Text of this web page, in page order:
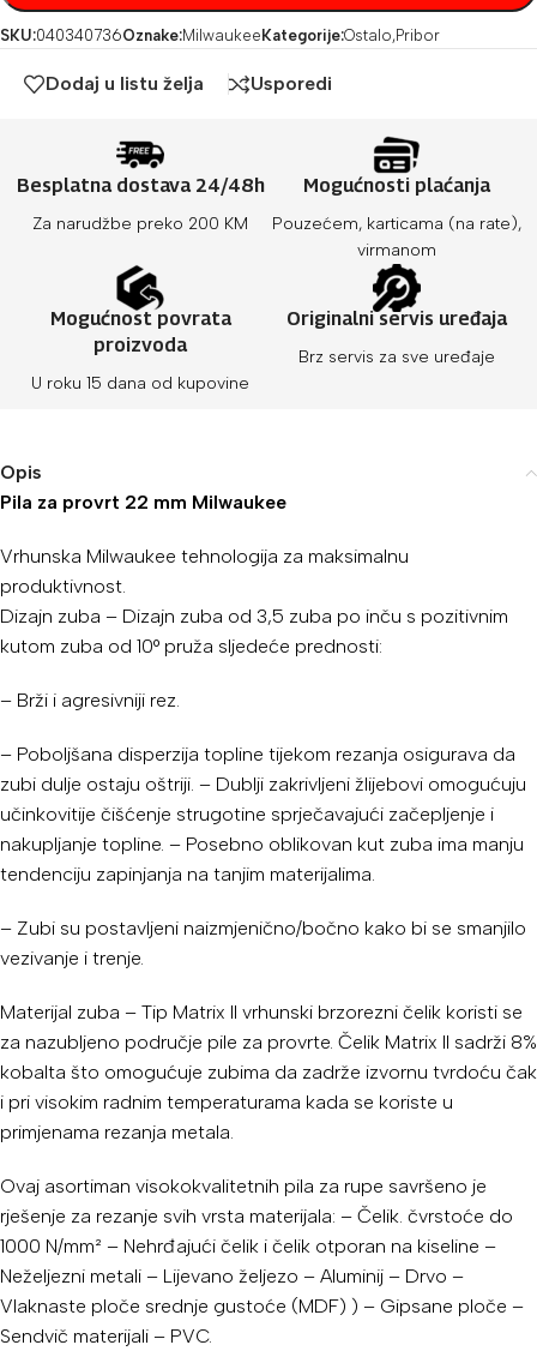
SKU:040340736Oznake:Milwaukee Kategorije:Ostalo,Pribor
Dodaj u listu želja Usporedi
Besplatna dostava 24/48h
Za narudžbe preko 200 KM
Mogućnosti plaćanja
Pouzećem, karticama (na rate),
virmanom
Mogućnost povrata
proizvoda
U roku 15 dana od kupovine
Originalni servis uređaja
Brz servis za sve uređaje
Opis
Pila za provrt 22 mm Milwaukee
Vrhunska Milwaukee tehnologija za maksimalnu
produktivnost.
Dizajn zuba – Dizajn zuba od 3,5 zuba po inču s pozitivnim
kutom zuba od 10° pruža sljedeće prednosti:
– Brži i agresivniji rez.
– Poboljšana disperzija topline tijekom rezanja osigurava da
zubi dulje ostaju oštriji. – Dublji zakrivljeni žlijebovi omogućuju
učinkovitije čišćenje strugotine sprječavajući začepljenje i
nakupljanje topline. – Posebno oblikovan kut zuba ima manju
tendenciju zapinjanja na tanjim materijalima.
– Zubi su postavljeni naizmjenično/bočno kako bi se smanjilo
vezivanje i trenje.
Materijal zuba – Tip Matrix II vrhunski brzorezni čelik koristi se
za nazubljeno područje pile za provrte. Čelik Matrix II sadrži 8%
kobalta što omogućuje zubima da zadrže izvornu tvrdoću čak
i pri visokim radnim temperaturama kada se koriste u
primjenama rezanja metala.
Ovaj asortiman visokokvalitetnih pila za rupe savršeno je
rješenje za rezanje svih vrsta materijala: – Čelik. čvrstoće do
1000 N/mm² – Nehrđajući čelik i čelik otporan na kiseline –
Neželjezni metali – Lijevano željezo – Aluminij – Drvo –
Vlaknaste ploče srednje gustoće (MDF) ) – Gipsane ploče –
Sendvič materijali – PVC.